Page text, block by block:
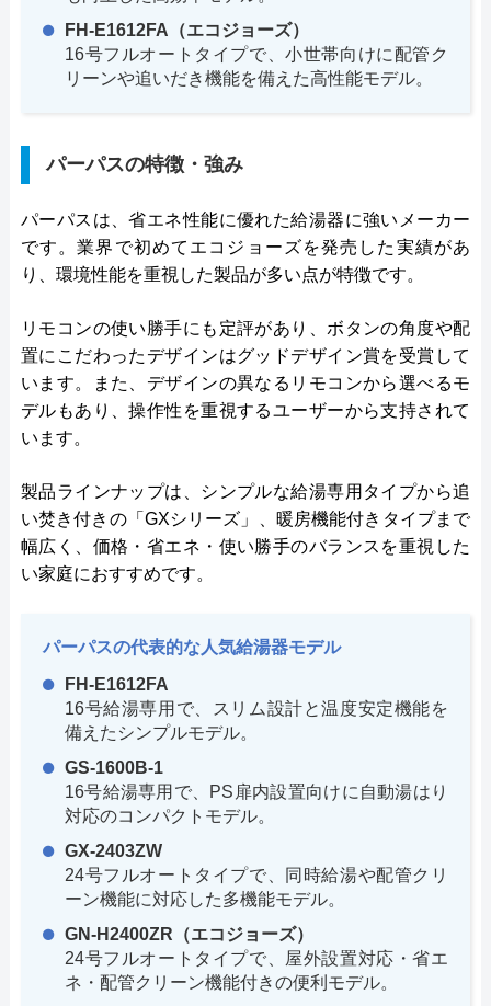
FH-E1612FA（エコジョーズ）
16号フルオートタイプで、小世帯向けに配管ク
リーンや追いだき機能を備えた高性能モデル。
パーパスの特徴・強み
パーパスは、省エネ性能に優れた給湯器に強いメーカー
です。業界で初めてエコジョーズを発売した実績があ
り、環境性能を重視した製品が多い点が特徴です。
リモコンの使い勝手にも定評があり、ボタンの角度や配
置にこだわったデザインはグッドデザイン賞を受賞して
います。また、デザインの異なるリモコンから選べるモ
デルもあり、操作性を重視するユーザーから支持されて
います。
製品ラインナップは、シンプルな給湯専用タイプから追
い焚き付きの「GXシリーズ」、暖房機能付きタイプまで
幅広く、価格・省エネ・使い勝手のバランスを重視した
い家庭におすすめです。
パーパスの代表的な人気給湯器モデル
FH-E1612FA
16号給湯専用で、スリム設計と温度安定機能を
備えたシンプルモデル。
GS-1600B-1
16号給湯専用で、PS扉内設置向けに自動湯はり
対応のコンパクトモデル。
GX-2403ZW
24号フルオートタイプで、同時給湯や配管クリ
ーン機能に対応した多機能モデル。
GN-H2400ZR（エコジョーズ）
24号フルオートタイプで、屋外設置対応・省エ
ネ・配管クリーン機能付きの便利モデル。